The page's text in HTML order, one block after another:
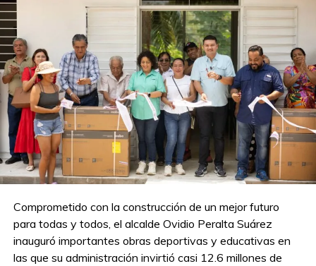
Comprometido con la construcción de un mejor futuro
para todas y todos, el alcalde Ovidio Peralta Suárez
inauguró importantes obras deportivas y educativas en
las que su administración invirtió casi 12.6 millones de